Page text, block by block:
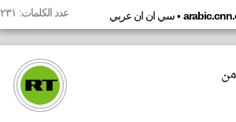
سي ان ان عربي• عدد الكلمات: ٢٣١